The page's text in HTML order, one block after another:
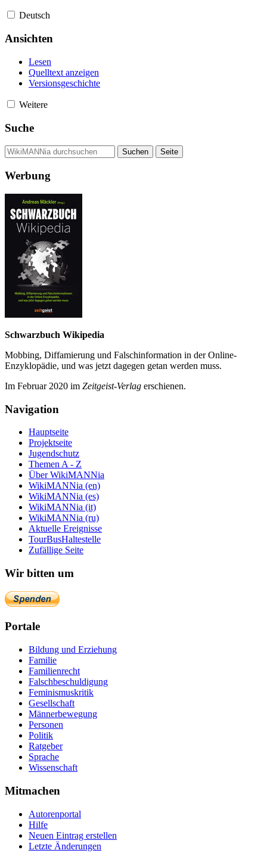
Deutsch
Ansichten
Lesen
Quelltext anzeigen
Versionsgeschichte
Weitere
Suche
Werbung
Schwarzbuch Wikipedia
Mobbing, Diffamierung und Falsch­information in der Online-
Enzyklo­pädie, und was jetzt da­gegen getan werden muss.
Im Februar 2020 im Zeit­geist-Verlag erschienen.
Navigation
Hauptseite
Projektseite
Jugendschutz
Themen A - Z
Über WikiMANNia
WikiMANNia (en)
WikiMANNia (es)
WikiMANNia (it)
WikiMANNia (ru)
Aktuelle Ereignisse
TourBusHaltestelle
Zufällige Seite
Wir bitten um
Portale
Bildung und Erziehung
Familie
Familienrecht
Falschbeschuldigung
Feminismuskritik
Gesellschaft
Männerbewegung
Personen
Politik
Ratgeber
Sprache
Wissenschaft
Mitmachen
Autorenportal
Hilfe
Neuen Eintrag erstellen
Letzte Änderungen